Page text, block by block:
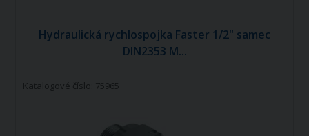
Hydraulická rychlospojka Faster 1/2" samec
DIN2353 M...
Katalogové číslo: 75965